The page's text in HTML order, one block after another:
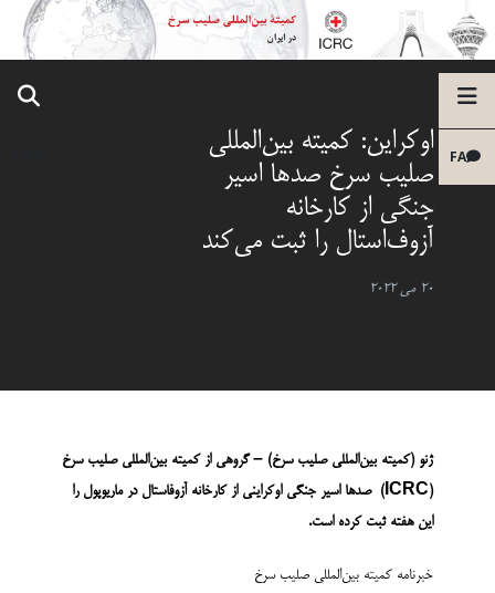
FA
اوکراین: کمیته بین‌المللی
صلیب سرخ صدها اسیر
جنگی از کارخانه
آزوف‌استال را ثبت می‌کند
20 می 2022
ژنو (کمیته بین‌­المللی صلیب سرخ) – گروهی از کمیته بین‌­المللی صلیب سرخ
(ICRC)
صدها اسیر جنگی اوکراینی از کارخانه آزوف­استال در ماریوپول را
این هفته ثبت کرده است.
خبرنامه کمیته بین‌­المللی صلیب سرخ